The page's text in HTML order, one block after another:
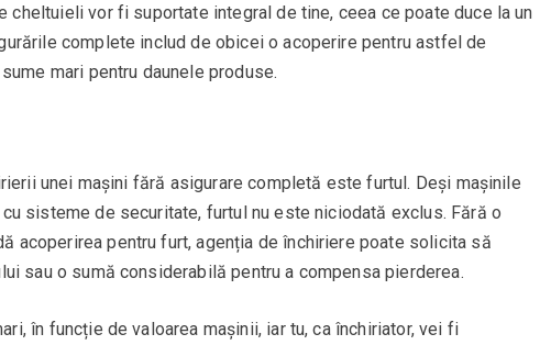
cheltuieli vor fi suportate integral de tine, ceea ce poate duce la un
complete includ de obicei o acoperire pentru astfel de
mari pentru daunele produse.
unei mașini fără asigurare completă este furtul. Deși mașinile
sisteme de securitate, furtul nu este niciodată exclus. Fără o
acoperirea pentru furt, agenția de închiriere poate solicita să
sau o sumă considerabilă pentru a compensa pierderea.
în funcție de valoarea mașinii, iar tu, ca închiriator, vei fi